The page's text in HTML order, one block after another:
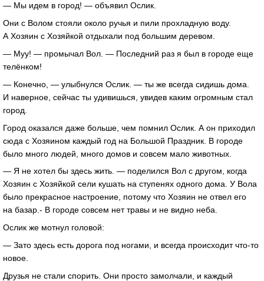
— Мы идем в город! — объявил Ослик.
Они с Волом стояли около ручья и пили прохладную воду.
А Хозяин с Хозяйкой отдыхали под большим деревом.
— Муу! — промычал Вол. — Последний раз я был в городе еще
телёнком!
— Конечно, — улыбнулся Ослик. — ты же всегда сидишь дома.
И наверное, сейчас ты удивишься, увидев каким огромным стал
город.
Город оказался даже больше, чем помнил Ослик. А он приходил
сюда с Хозяином каждый год на Большой Праздник. В городе
было много людей, много домов и совсем мало животных.
— Я не хотел бы здесь жить. — поделился Вол с другом, когда
Хозяин с Хозяйкой сели кушать на ступенях одного дома. У Вола
было прекрасное настроение, потому что Хозяин не отвел его
на базар.- В городе совсем нет травы и не видно неба.
Ослик же мотнул головой:
— Зато здесь есть дорога под ногами, и всегда происходит что-то
новое.
Друзья не стали спорить. Они просто замолчали, и каждый